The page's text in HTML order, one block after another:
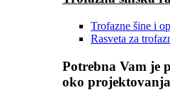
Trofazne šine i
Rasveta za
Potrebna Vam je
oko projektovanja